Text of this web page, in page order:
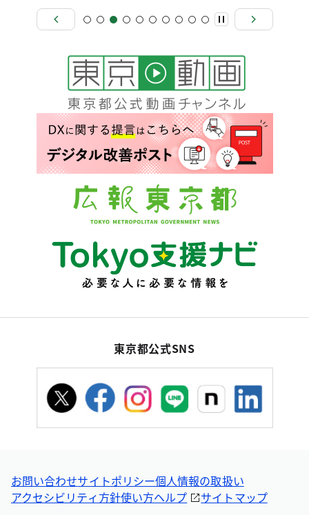
東京都公式SNS
お問い合わせサイトポリシー個人情報の取扱い
アクセシビリティ方針使い方ヘルプ サイトマップ